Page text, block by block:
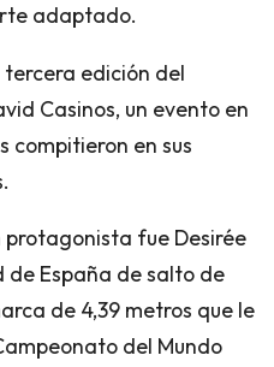
adaptado.
tercera edición del
Casinos, un evento en
compitieron en sus
fue Desirée
de España de salto de
de 4,39 metros que le
del Mundo